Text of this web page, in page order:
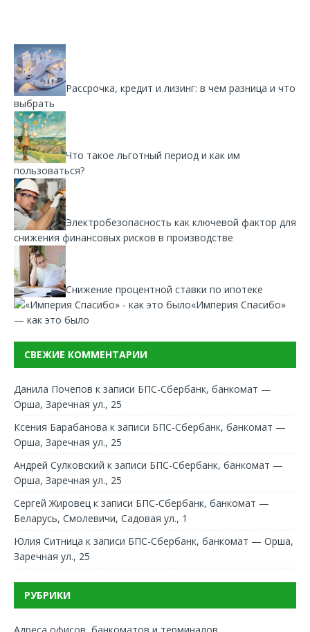
Рассрочка, кредит и лизинг: в чем разница и что
выбрать
Что такое льготный период и как им
пользоваться?
Электробезопасность как ключевой фактор для
снижения финансовых рисков в производстве
Снижение процентной ставки по ипотеке
«Империя Спасибо»
— как это было
СВЕЖИЕ КОММЕНТАРИИ
Данила Почепов к записи БПС-Сбербанк, банкомат —
Орша, Заречная ул., 25
Ксения Барабанова к записи БПС-Сбербанк, банкомат —
Орша, Заречная ул., 25
Андрей Сулковский к записи БПС-Сбербанк, банкомат —
Орша, Заречная ул., 25
Сергей Жировец к записи БПС-Сбербанк, банкомат —
Беларусь, Смолевичи, Садовая ул., 1
Юлия Ситница к записи БПС-Сбербанк, банкомат — Орша,
Заречная ул., 25
РУБРИКИ